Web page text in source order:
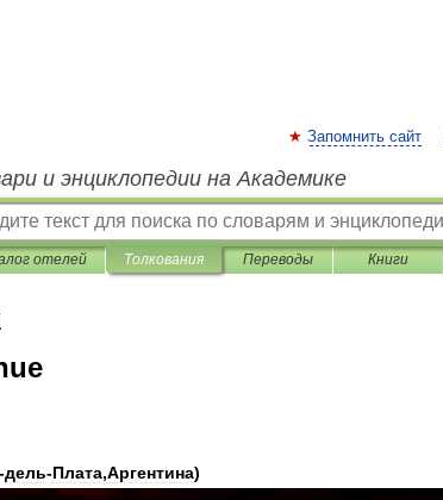
Запомнить сайт
и энциклопедии на Академике
отелей Толкования Переводы Книги
-дель-Плата,Аргентина)